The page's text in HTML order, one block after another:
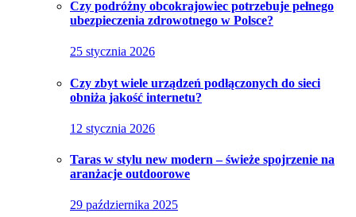
Czy podróżny obcokrajowiec potrzebuje pełnego
ubezpieczenia zdrowotnego w Polsce?
25 stycznia 2026
Czy zbyt wiele urządzeń podłączonych do sieci
obniża jakość internetu?
12 stycznia 2026
Taras w stylu new modern – świeże spojrzenie na
aranżacje outdoorowe
29 października 2025